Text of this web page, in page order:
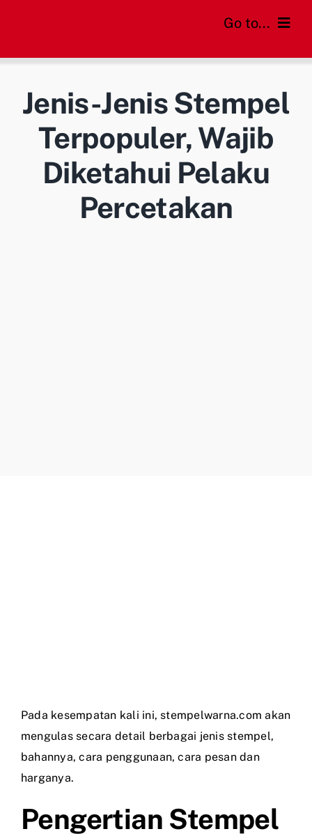
Go to...
Cara Order
Daftar Harga
FAQs
Jenis-Jenis Stempel
Terpopuler, Wajib
Diketahui Pelaku
Percetakan
Pada kesempatan kali ini, stempelwarna.com akan
mengulas secara detail berbagai jenis stempel,
bahannya, cara penggunaan, cara pesan dan
harganya.
Pengertian Stempel